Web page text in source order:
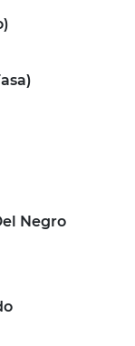
Negro